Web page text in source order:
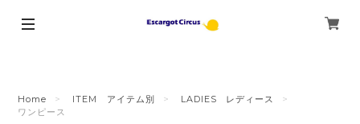
Home ITEM アイテム別
LADIES レディース
ワンピース